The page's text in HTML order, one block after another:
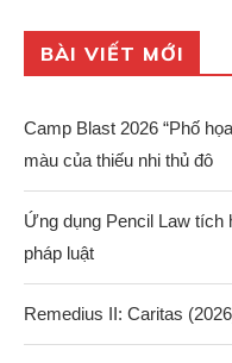
BÀI VIẾT MỚI
Camp Blast 2026 “Phố
màu của thiếu nhi thủ đô
Ứng dụng Pencil Law tích
pháp luật
Remedius II: Caritas